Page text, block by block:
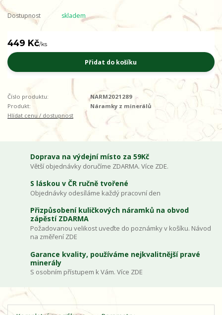
Dostupnost skladem
449 Kč/ks
Přidat do košíku
Číslo produktu:
NARM2021289
Produkt:
Náramky z minerálů
Hlídat cenu / dostupnost
Doprava na výdejní místo za 59Kč
Větší objednávky doručíme ZDARMA. Více ZDE.
S láskou v ČR ručně tvořené
Objednávky odesíláme každý pracovní den
Přizpůsobení kuličkových náramků na obvod
zápěstí ZDARMA
Požadovanou velikost uveďte do poznámky v košíku. Návod
na změření ZDE
Garance kvality, používáme nejkvalitnější pravé
minerály
S osobním přístupem k Vám. Více ZDE